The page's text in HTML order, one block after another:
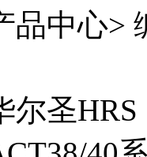
品中心>
尔圣HRS